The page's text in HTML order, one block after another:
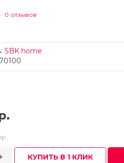
0 отзывов
SBK home
КУПИТЬ В 1 КЛИК